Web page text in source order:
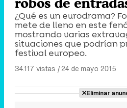
robos de
¿Qué es un eurodrama?
mete de lleno en este
mostrando varias
situaciones que podrían
festival europeo.
34.117 vistas |24 de mayo 2015
Eliminar